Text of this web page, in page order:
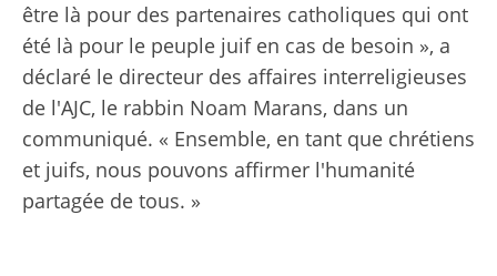
être là pour des partenaires catholiques qui ont
été là pour le peuple juif en cas de besoin », a
déclaré le directeur des affaires interreligieuses
de l'AJC, le rabbin Noam Marans, dans un
communiqué. « Ensemble, en tant que chrétiens
et juifs, nous pouvons affirmer l'humanité
partagée de tous. »